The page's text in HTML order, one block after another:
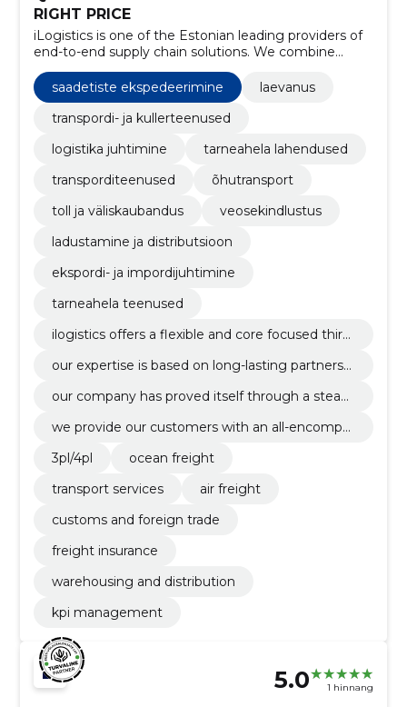
RIGHT PRICE
iLogistics is one of the Estonian leading providers of
end-to-end supply chain solutions. We combine
intercontinental Air and Ocean Freight with
comprehensive Value-Added Logistics Services and
Supply Chain Services
saadetiste ekspedeerimine
laevanus
transpordi- ja kullerteenused
logistika juhtimine
tarneahela lahendused
transporditeenused
õhutransport
toll ja väliskaubandus
veosekindlustus
ladustamine ja distributsioon
ekspordi- ja impordijuhtimine
tarneahela teenused
ilogistics offers a flexible and core focused third-
ating logistics operations, warehousing, distribut
our expertise is based on long-lasting partnershi
o offer our clients an active and strong service t
r shipping needs.
our company has proved itself through a steadil
r, an is up to use the most modern and forward-
we provide our customers with an all-encompa
tters, namely in the fields of compliance and ex
3pl/4pl
ocean freight
transport services
air freight
customs and foreign trade
freight insurance
warehousing and distribution
kpi management
5.0 1 hinnang